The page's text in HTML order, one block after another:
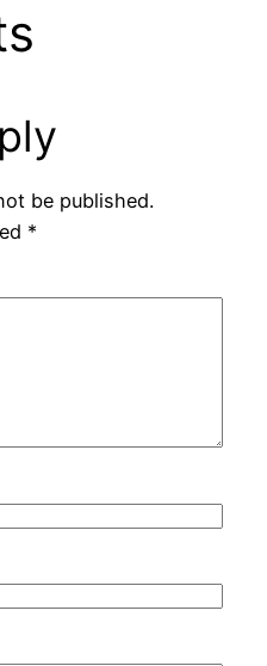
be published.
*